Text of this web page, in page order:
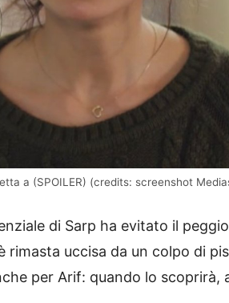
a (SPOILER) (credits: screenshot
di Sarp ha evitato il
rimasta uccisa da un colpo di
per Arif: quando lo scoprirà,